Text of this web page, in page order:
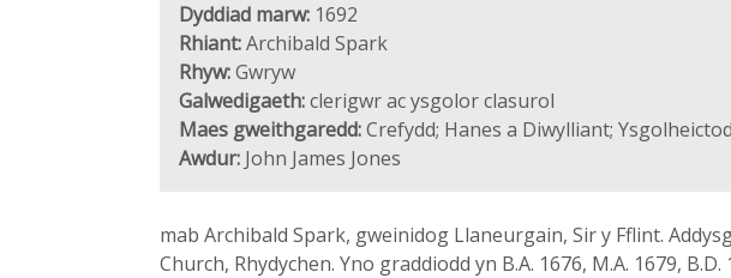
Dyddiad marw: 1692
Rhiant:Archibald Spark
Rhyw:Gwryw
Galwedigaeth:clerigwr ac ysgolor clasurol
Maes gweithgaredd:Crefydd; Hanes a Diwylliant;
Awdur: John James Jones
mab Archibald Spark, gweinidog Llaneurgain, Sir y Fflint.
Church, Rhydychen. Yno graddiodd yn B.A. 1676, M.A. 1679,